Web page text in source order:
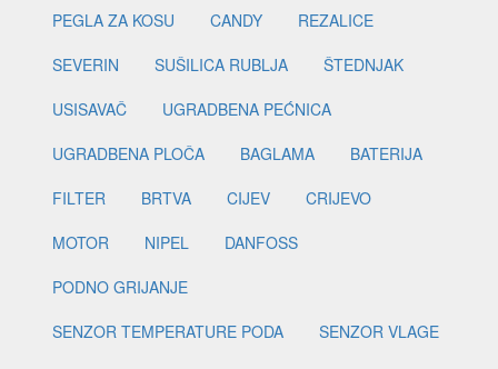
PEGLA ZA KOSU
CANDY
REZALICE
SEVERIN
SUŠILICA RUBLJA
ŠTEDNJAK
USISAVAČ
UGRADBENA PEĆNICA
UGRADBENA PLOČA
BAGLAMA
BATERIJA
FILTER
BRTVA CIJEV
CRIJEVO
MOTOR
NIPEL
DANFOSS
PODNO GRIJANJE
SENZOR TEMPERATURE PODA
SENZOR VLAGE